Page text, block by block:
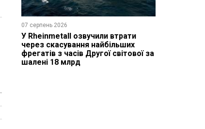
07 серпень 2026
У Rheinmetall озвучили втрати
через скасування найбільших
фрегатів з часів Другої світової за
шалені 18 млрд